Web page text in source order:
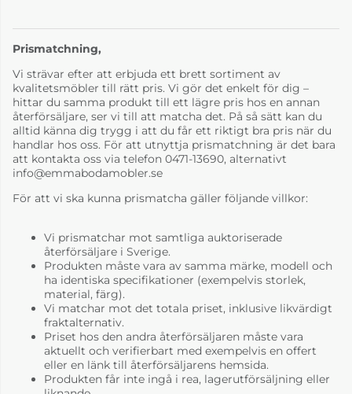
Prismatchning,
Vi strävar efter att erbjuda ett brett sortiment av
kvalitetsmöbler till rätt pris. Vi gör det enkelt för dig –
hittar du samma produkt till ett lägre pris hos en annan
återförsäljare, ser vi till att matcha det. På så sätt kan du
alltid känna dig trygg i att du får ett riktigt bra pris när du
handlar hos oss. För att utnyttja prismatchning är det bara
att kontakta oss via telefon 0471-13690, alternativt
info@emmabodamobler.se
För att vi ska kunna prismatcha gäller följande villkor:
Vi prismatchar mot samtliga auktoriserade
återförsäljare i Sverige.
Produkten måste vara av samma märke, modell och
ha identiska specifikationer (exempelvis storlek,
material, färg).
Vi matchar mot det totala priset, inklusive likvärdigt
fraktalternativ.
Priset hos den andra återförsäljaren måste vara
aktuellt och verifierbart med exempelvis en offert
eller en länk till återförsäljarens hemsida.
Produkten får inte ingå i rea, lagerutförsäljning eller